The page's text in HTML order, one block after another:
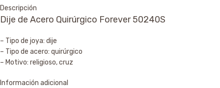
Descripción
Dije de Acero Quirúrgico Forever 50240S
– Tipo de joya: dije
– Tipo de acero: quirúrgico
– Motivo: religioso, cruz
Información adicional